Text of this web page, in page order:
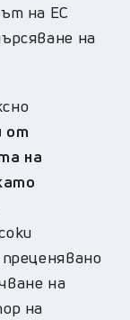
на ЕС
на
от
на
на
на